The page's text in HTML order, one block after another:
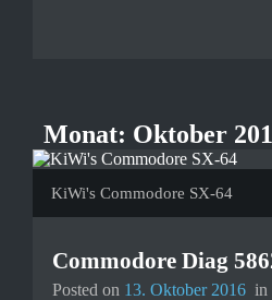
Monat: Oktober
KiWi's Commodore SX-64
Commodore Diag
Posted on 13. Oktober 2016 in